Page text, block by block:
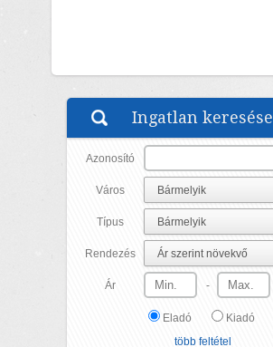
Ingatlan keresése
Azonosító
Város
Típus
Rendezés
Ár -
Eladó
Kiadó
több feltétel